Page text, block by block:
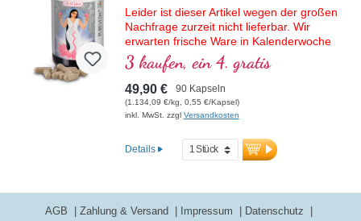
Leider ist dieser Artikel wegen der großen
Nachfrage zurzeit nicht lieferbar. Wir
erwarten frische Ware in Kalenderwoche
29/2026.
Für die Frau von 45 - 55 Jahren,
90 Kapseln im hochwertigen Violettglas.
3 kaufen, ein 4. gratis
49,90 € 90 Kapseln
(1.134,09 €/kg, 0,55 €/Kapsel)
inkl. MwSt. zzgl Versandkosten
Details
AGB Zahlung & Versand Impressum Datenschutz